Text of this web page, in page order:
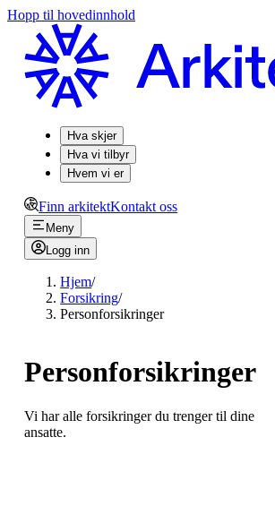
Hopp til hovedinnhold
Hva skjer
Hva vi tilbyr
Hvem vi er
Finn arkitektKontakt oss
Meny
Logg inn
Hjem/
Forsikring/
Personforsikringer
Personforsikringer
Vi har alle forsikringer du trenger til dine
ansatte.